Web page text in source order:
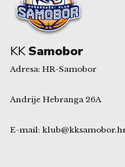
KKSamobor
Adresa: HR-Samobor
Andrije Hebranga 26A
E-mail: